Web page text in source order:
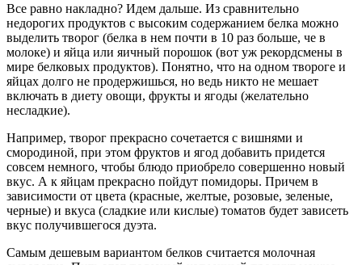
Все равно накладно? Идем дальше. Из сравнительно
недорогих продуктов с высоким содержанием белка можно
выделить творог (белка в нем почти в 10 раз больше, че в
молоке) и яйца или яичный порошок (вот уж рекордсмены в
мире белковых продуктов). Понятно, что на одном твороге и
яйцах долго не продержишься, но ведь никто не мешает
включать в диету овощи, фрукты и ягоды (желательно
несладкие).
Например, творог прекрасно сочетается с вишнями и
смородиной, при этом фруктов и ягод добавить придется
совсем немного, чтобы блюдо приобрело совершенно новый
вкус. А к яйцам прекрасно пойдут помидоры. Причем в
зависимости от цвета (красные, желтые, розовые, зеленые,
черные) и вкуса (сладкие или кислые) томатов будет зависеть
вкус получившегося дуэта.
Самым дешевым вариантом белков считается молочная